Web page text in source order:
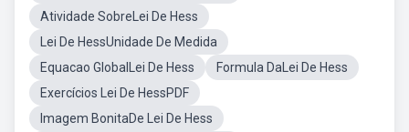
Atividade SobreLei De Hess
Lei De HessUnidade De Medida
Equacao GlobalLei De Hess
Formula DaLei De Hess
Exercícios Lei De HessPDF
Imagem BonitaDe Lei De Hess